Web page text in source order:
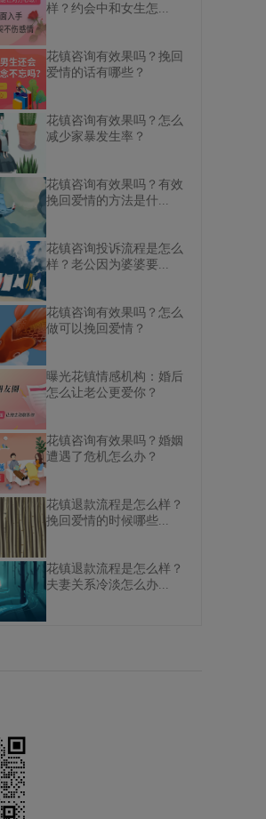
样？约会中和女生怎...
花镇咨询有效果吗？挽回
爱情的话有哪些？
花镇咨询有效果吗？怎么
减少家暴发生率？
花镇咨询有效果吗？有效
挽回爱情的方法是什...
花镇咨询投诉流程是怎么
样？老公因为婆婆要...
花镇咨询有效果吗？怎么
做可以挽回爱情？
曝光花镇情感机构：婚后
怎么让老公更爱你？
花镇咨询有效果吗？婚姻
遭遇了危机怎么办？
花镇退款流程是怎么样？
挽回爱情的时候哪些...
花镇退款流程是怎么样？
夫妻关系冷淡怎么办...